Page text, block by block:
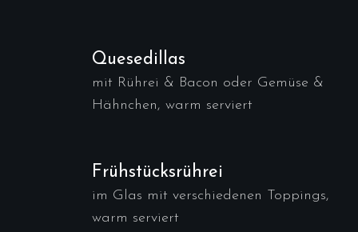
Quesedillas
mit Rührei & Bacon oder Gemüse &
Hähnchen, warm serviert
Frühstücksrührei
im Glas mit verschiedenen Toppings,
warm serviert